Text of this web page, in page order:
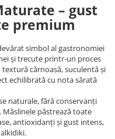
– gust
premium
simbol al gastronomiei
și trecute printr-un proces
cărnoasă, suculentă și
echilibrată cu nota sărată
naturale, fără conservanți
păstrează toate
antioxidanți și gust intens,